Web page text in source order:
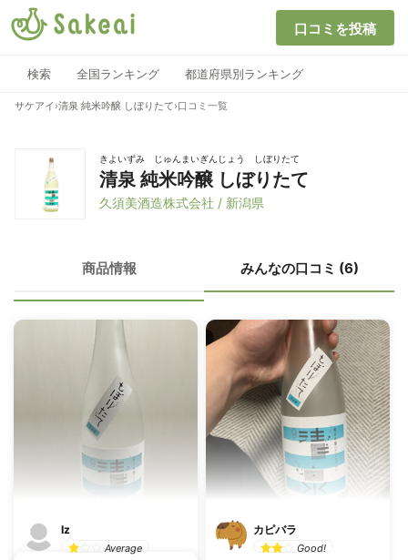
口コミを投稿
検索 全国ランキング 都道府県別ランキング
サケアイ ›清泉 純米吟醸 しぼりたて›口コミ一覧
きよいずみ じゅんまいぎんじょう しぼりたて
清泉 純米吟醸 しぼりたて
久須美酒造株式会社 / 新潟県
商品情報 みんなの口コミ (6)
Iz
Average
カピバラ
Good!